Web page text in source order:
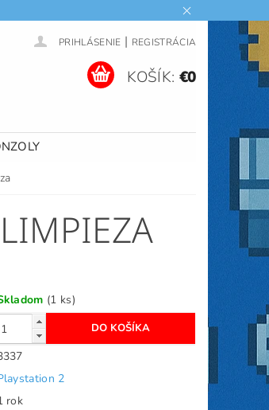
PRIHLÁSENIE | REGISTRÁCIA
KOŠÍK: €0
(1 ks)
2
rok